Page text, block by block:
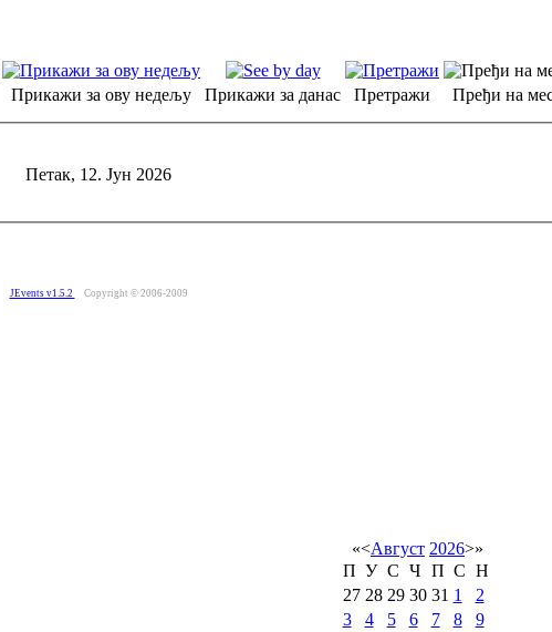
Прикажи за ову недељу Прикажи за данас Претражи
Пређи на
Петак, 12. Јун 2026
JEvents v1.5.2 Copyright © 2006-2009
«<Август 2026>»
П У С Ч П С Н
27 28 29 30 31 1
2
3
4 5 6 7 8
9